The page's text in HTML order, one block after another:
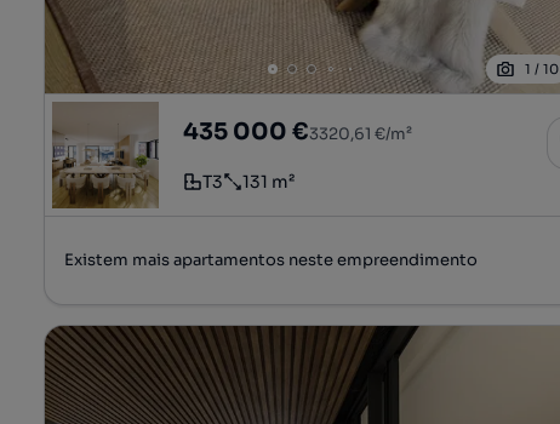
1 /10
EVOLUTION RESIDENCES - Apartamento T3
435 000 €3320,61 €/m²
Tipologia
T3
Preço por metro quadrado
131 m²
Existem mais apartamentos neste empreendimento